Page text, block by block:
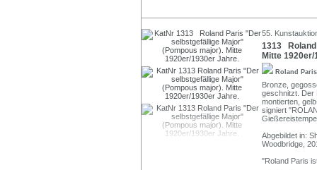
55.
1313 Roland
Mitte
Roland
Bronze,
geschnitzt. Der
montierten,
signiert
Abgebildet in:
Woodbridge,
"Roland Paris